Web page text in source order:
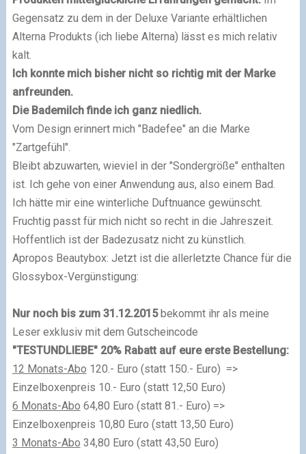
Gegensatz zu dem in der Deluxe Variante erhältlichen
Alterna Produkts (ich liebe Alterna) lässt es mich relativ
kalt.
Ich konnte mich bisher nicht so richtig mit der Marke
anfreunden.
Die Bademilch finde ich ganz niedlich.
Vom Design erinnert mich "Badefee" an die Marke
"Zartgefühl".
Bleibt abzuwarten, wieviel in der "Sondergröße" enthalten
ist. Ich gehe von einer Anwendung aus, also einem Bad.
Ich hätte mir eine winterliche Duftnuance gewünscht.
Fruchtig passt für mich nicht so recht in die Jahreszeit.
Hoffentlich ist der Badezusatz nicht zu künstlich.
Apropos Beautybox: Jetzt ist die allerletzte Chance für die
Glossybox-Vergünstigung:
Nur noch bis zum 31.12.2015bekommt ihr als meine
Leser exklusiv mit dem Gutscheincode
"TESTUNDLIEBE" 20% Rabatt auf eure erste Bestellung:
12 Monats-Abo 120.- Euro (statt 150.- Euro) =>
Einzelboxenpreis 10.- Euro (statt 12,50 Euro)
6 Monats-Abo 64,80 Euro (statt 81.- Euro) =>
Einzelboxenpreis 10,80 Euro (statt 13,50 Euro)
3 Monats-Abo 34,80 Euro (statt 43,50 Euro)